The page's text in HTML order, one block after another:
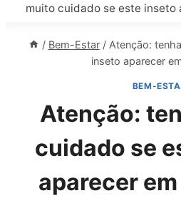
muito cuidado se este inseto
/ Bem-Estar / Atenção:
inseto aparecer
BEM-
Atenção:
cuidado se
aparecer